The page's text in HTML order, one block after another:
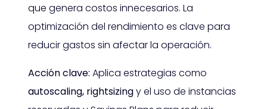
que genera costos innecesarios. La
optimización del rendimiento es clave para
reducir gastos sin afectar la operación.
Acción clave: Aplica estrategias como
autoscaling, rightsizingy el uso de instancias